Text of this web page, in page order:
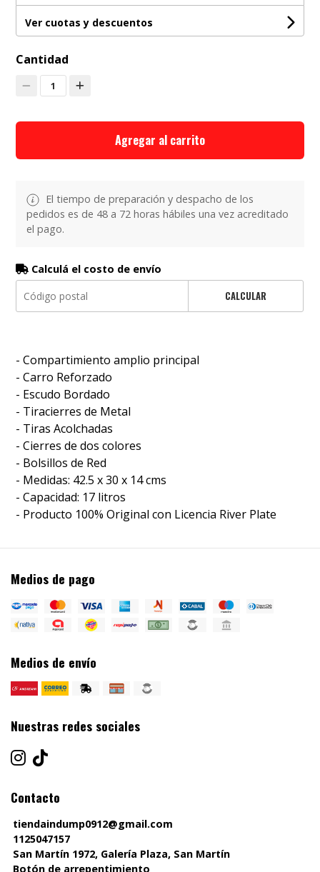
Ver cuotas y descuentos
Cantidad
1
Agregar al carrito
El tiempo de preparación y despacho de los
pedidos es de 48 a 72 horas hábiles una vez acreditado
el pago.
Calculá el costo de envío
CALCULAR
- Compartimiento amplio principal
- Carro Reforzado
- Escudo Bordado
- Tiracierres de Metal
- Tiras Acolchadas
- Cierres de dos colores
- Bolsillos de Red
- Medidas: 42.5 x 30 x 14 cms
- Capacidad: 17 litros
- Producto 100% Original con Licencia River Plate
Medios de pago
Medios de envío
Nuestras redes sociales
Contacto
tiendaindump0912@gmail.com
1125047157
San Martín 1972, Galería Plaza, San Martín
Botón de arrepentimiento